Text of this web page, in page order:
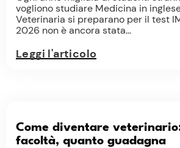
vogliono studiare Medicina in
Veterinaria si preparano per il test
2026 non è ancora stata...
Leggi l'articolo
Come diventare
facoltà, quanto guadagna